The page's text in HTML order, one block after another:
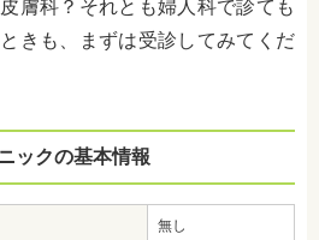
膚科？それとも婦人科で診ても
きも、まずは受診してみてくだ
ックの基本情報
無し